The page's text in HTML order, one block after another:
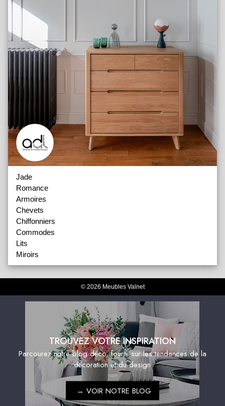
Jade
Romance
Armoires
Chevets
Chiffonniers
Commodes
Lits
Miroirs
© 2026 Meubles Valnet
TROUVEZ VOTRE INSPIRATION
Parcourez notre blog déco, fourni sur les tendances de la
décoration et du design
→ VOIR NOTRE BLOG